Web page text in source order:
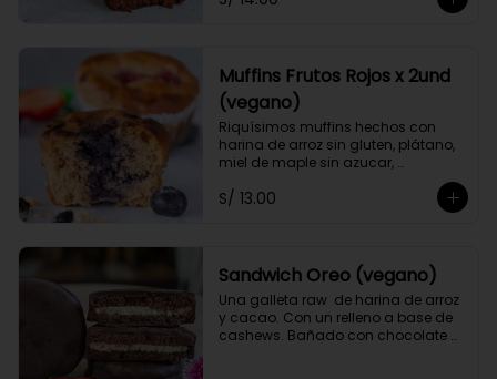
Muffins Frutos Rojos x 2und
(vegano)
Riquísimos muffins hechos con
harina de arroz sin gluten, plátano,
miel de maple sin azucar,
mantequilla de maní, vainilla, una
pizca de stevia y frutos rojos:
S/ 13.00
Sandwich Oreo (vegano)
Una galleta raw  de harina de arroz
y cacao. Con un relleno a base de
cashews. Bañado con chocolate